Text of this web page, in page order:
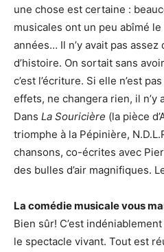
une chose est certaine :
musicales ont un peu abîmé
années… Il n’y avait pas assez
d’histoire. On sortait sans
c’est l’écriture. Si elle n’est
effets, ne changera rien, il n’y
Dans La Souricière (la pièce
triomphe à la Pépinière,
chansons, co-écrites avec
des bulles d’air magnifiques.
La comédie musicale vous
Bien sûr! C’est
le spectacle vivant. Tout est